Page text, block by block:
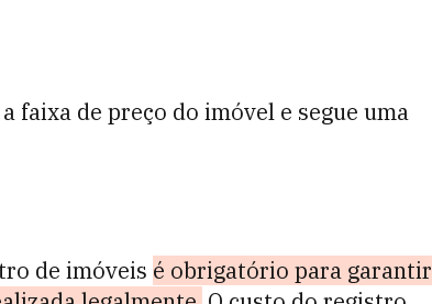
faixa de preço do imóvel e segue uma
de imóveis é obrigatório para garantir